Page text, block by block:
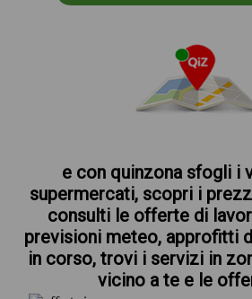
e con quinzona sfogli i
supermercati, scopri i
consulti le offerte di
previsioni meteo, approfitti
in corso, trovi i servizi in
vicino a te e le